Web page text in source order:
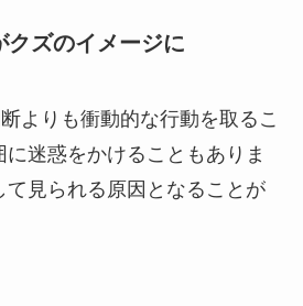
ズのイメージに
よりも衝動的な行動を取るこ
に迷惑をかけることもありま
見られる原因となることが